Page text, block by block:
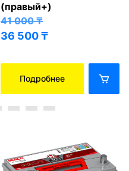
(правый+)
41 000₸
36 500₸
Подробнее